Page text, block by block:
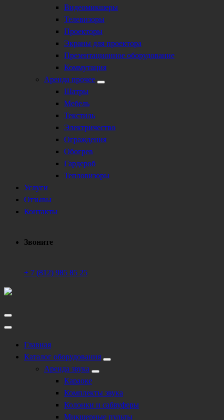
Видеомикшеры
Телевизоры
Проекторы
Экраны для проектора
Презентационное оборудование
Коммутация
Аренда прочее
Шатры
Мебель
Текстиль
Электричество
Ограждения
Обогрев
Гардероб
Тепловизоры
Услуги
Отзывы
Контакты
Звоните
+ 7 (812) 985 85 25
Техническое обеспечение мероприятий
Главная
Каталог оборудования
Аренда звука
Караоке
Комплекты звука
Колонки и сабвуферы
Микшерные пульты